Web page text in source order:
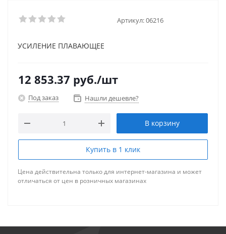
Артикул:06216
УСИЛЕНИЕ ПЛАВАЮЩЕЕ
12 853.37 руб./шт
Под заказ Нашли дешевле?
В корзину
Купить в 1 клик
Цена действительна только для интернет-магазина и может
отличаться от цен в розничных магазинах